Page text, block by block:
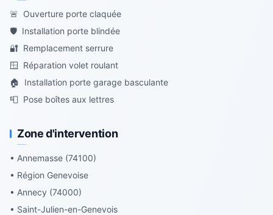
🚨 Ouverture porte claquée
🛡️ Installation porte blindée
🔐 Remplacement serrure
🪟 Réparation volet roulant
🏠
Installation porte garage basculante
📮 Pose boîtes aux lettres
Zone d'intervention
• Annemasse (74100)
• Région Genevoise
• Annecy (74000)
• Saint-Julien-en-Genevois